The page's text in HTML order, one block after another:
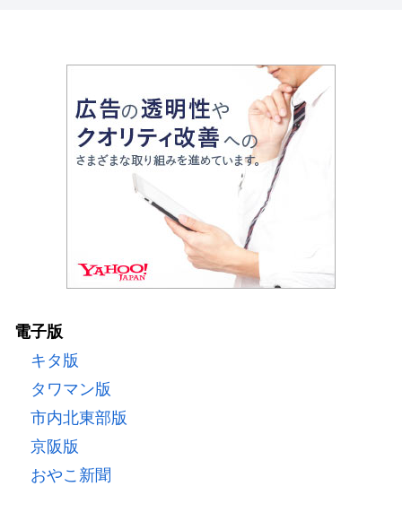
電子版
キタ版
タワマン版
市内北東部版
京阪版
おやこ新聞